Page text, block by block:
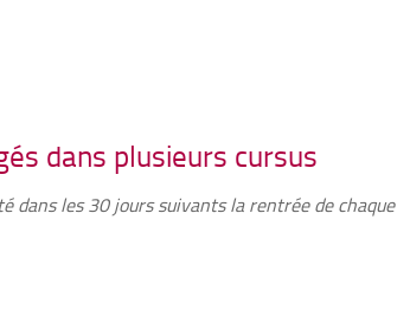
dans plusieurs cursus
dans les 30 jours suivants la rentrée de chaque